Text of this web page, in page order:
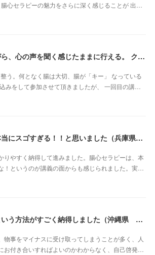
心セラピーの魅力をさらに深く感じることが 出…
自分と向き合いながら、心の声を聞く感じたままに行える。 クライアントさん主体で行うとこ ろが本当に素晴らしいです（新潟県・佐藤よしみさん）
う。何となく腸は大切、腸が「キー」 なっている
みをして参加させて頂きましたが、 一回目の講…
腸心セラピーって本当にスゴすぎる！！と思いました（兵庫県 M・Oさん）
りやすく納得して進みました。腸心セラピーは、本
！というのが講義の面からも感じられました。実…
お水の波動を使うという方法がすごく納得しました（沖縄県 S・Mさん）
物事をマイナスに受け取ってしまうことが多く、人
お付き合いすればよいのかわからなく、自己啓発…